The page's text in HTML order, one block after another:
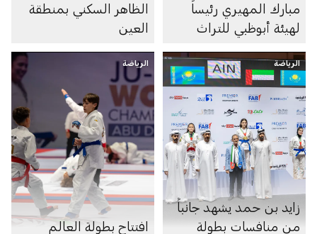
مبارك المهيري رئيساً
لهيئة أبوظبي للتراث
الظاهر السكني بمنطقة
العين
الرياضة
زايد بن حمد يشهد جانباً
من منافسات بطولة
الرياضة
افتتاح بطولة العالم